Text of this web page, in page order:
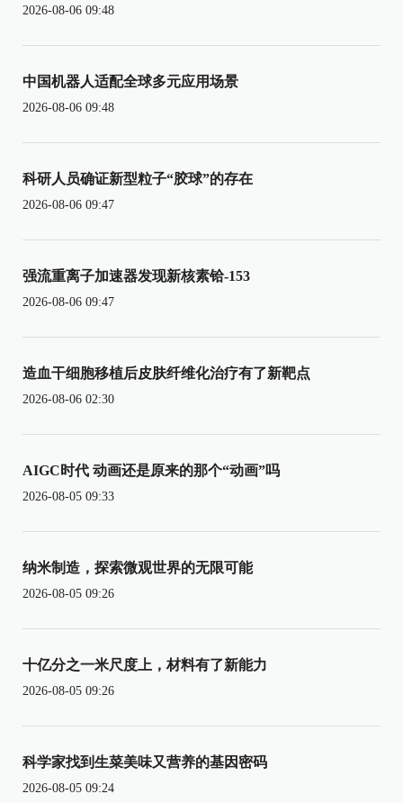
2026-08-06 09:48
中国机器人适配全球多元应用场景
2026-08-06 09:48
科研人员确证新型粒子“胶球”的存在
2026-08-06 09:47
强流重离子加速器发现新核素铪-153
2026-08-06 09:47
造血干细胞移植后皮肤纤维化治疗有了新靶点
2026-08-06 02:30
AIGC时代 动画还是原来的那个“动画”吗
2026-08-05 09:33
纳米制造，探索微观世界的无限可能
2026-08-05 09:26
十亿分之一米尺度上，材料有了新能力
2026-08-05 09:26
科学家找到生菜美味又营养的基因密码
2026-08-05 09:24